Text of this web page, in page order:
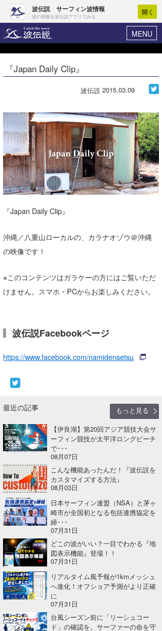
波伝説 サーフィン波情報
波の情報を波伝説アプリでみる
開く
MENU
ヘルプ マイホーム
ログイン
波情報･概況
WAVE HUNTER波予想ツール
気象情報
ニュース
サーフィンエリアガイド
会員メニュー
今月のプレゼント
『Japan Daily Clip』
波伝説 2015.03.09
『Japan Daily Clip』
沖縄／八重山ローカルの、カラナオゾウ＠沖縄
の映像です！
※このコンテンツはガラケーの方にはご覧いただ
けません。スマホ・PCからお楽しみください。
波伝説Facebookページ
https://www.facebook.com/namidensetsu
最近の記事
もっと見る
【伊良湖】第20回アジア競技大会サ
ーフィン競技が太平洋ロングビーチ
で･･･
08月07日
こんな機能あったんだ！『波伝説を
カスタマイズする方法』
08月03日
日本サーフィン連盟（NSA）と茅ヶ
崎市が全国初となる包括連携協定を
締･･･
07月31日
どこの波がいい？一目でわかる『地
図表示機能』登場！！
07月31日
リアルタイム風予報が1kmメッシュ
へ進化！オフショア予測がより正確
に
07月31日
台風シーズン前に「リーシュコー
ド」の確認を。サーファーの命を守
Core Surf Japan
ファッション/グッズ
アート＆エンタメ
コラム
トラベル
ショップ情報
ショップ情報
湘南
千葉北
伊豆
千葉南
四国
沖縄
ウラナミ
お知らせ
その他
ルール＆How to
VOTE!
サーファーズ
ライター/寄稿メディア
Core Surf Japan
Naoya Kimoto
mitsuteru Kamio
Yasunari Inoue
Yoshiyuki Obata
arukasvision
DELTA FORCE SURF
CBA Films
メディア
SURFMEDIA
Colors MAGAZINE
WAVAL
波伝説アンバサダー/プロライダー
福島寿実子
中浦“JET”章
嵯峨明日香
進士剛光
田原啓江
波伝説スタッフ
☆加藤
+☆maki☆+
Aichan
chan-U
波伝説